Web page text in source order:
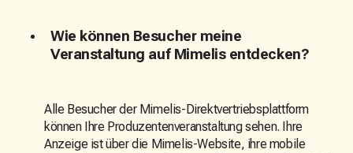
Wie können Besucher meine
Veranstaltung auf Mimelis entdecken?
Alle Besucher der Mimelis-Direktvertriebsplattform
können Ihre Produzentenveranstaltung sehen. Ihre
Anzeige ist über die Mimelis-Website, ihre mobile